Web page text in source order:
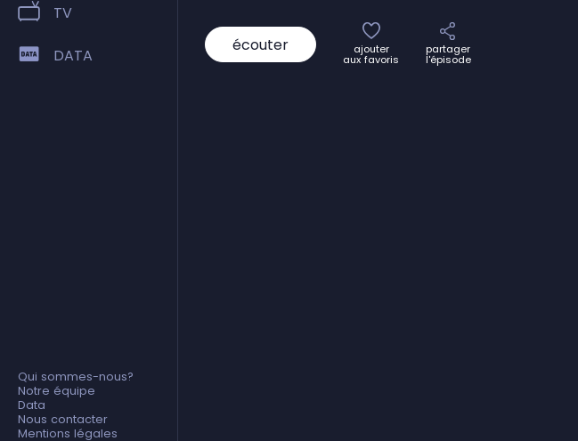
TV
DATA
Qui sommes-nous?
Notre équipe
Data
Nous contacter
Mentions légales
écouter ajouter
aux favoris
partager
l'épisode